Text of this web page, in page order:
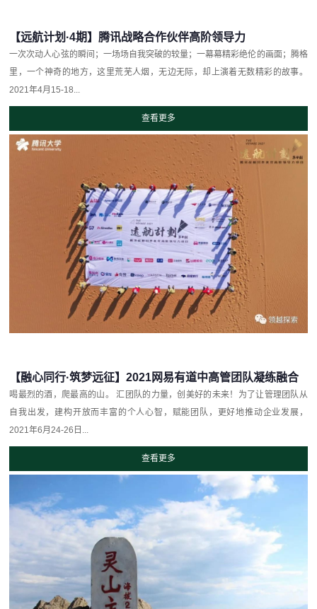
【远航计划·4期】腾讯战略合作伙伴高阶领导力
一次次动人心弦的瞬间；一场场自我突破的较量；一幕幕精彩绝伦的画面；腾格
里，一个神奇的地方，这里荒芜人烟，无边无际，却上演着无数精彩的故事。
2021年4月15-18...
查看更多
【融心同行·筑梦远征】2021网易有道中高管团队凝练融合
喝最烈的酒，爬最高的山。 汇团队的力量，创美好的未来！为了让管理团队从
自我出发，建构开放而丰富的个人心智，赋能团队，更好地推动企业发展，
2021年6月24-26日...
查看更多